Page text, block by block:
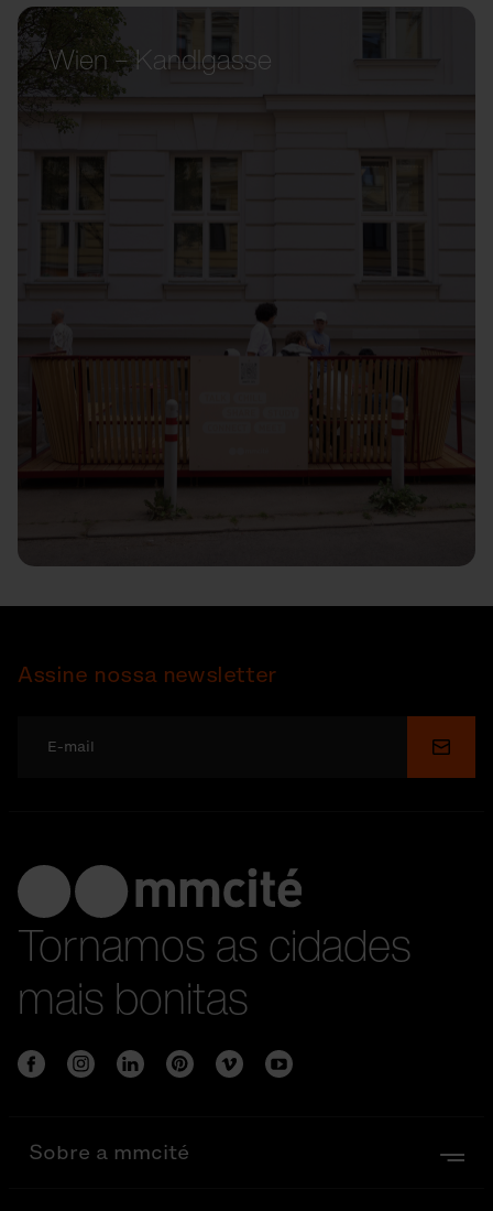
Wien – Kandlgasse
Assine nossa newsletter
Enviar
Tornamos as cidades
mais bonitas
Sobre a mmcité